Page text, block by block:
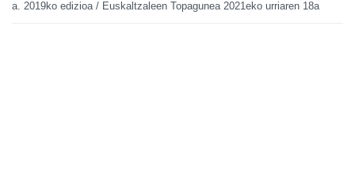
a. 2019ko edizioa / Euskaltzaleen Topagunea 2021eko urriaren 18a